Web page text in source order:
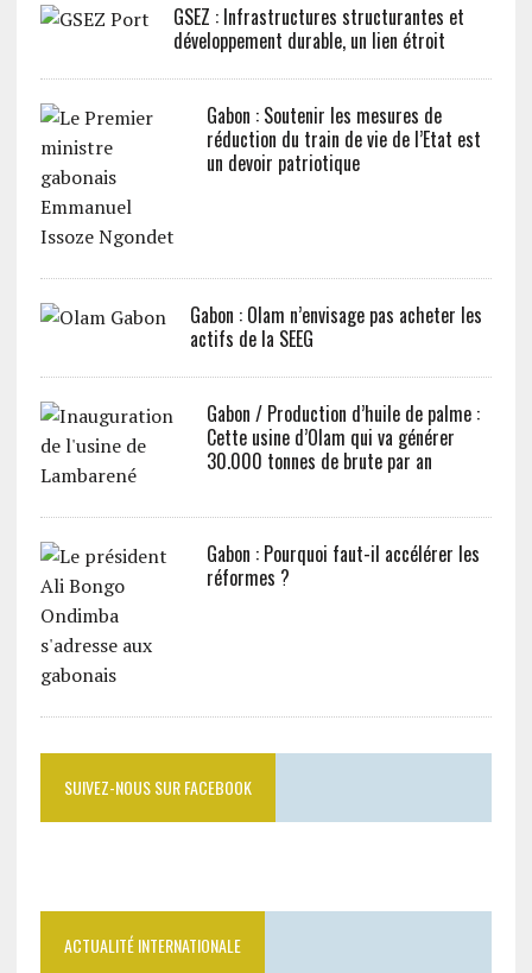
GSEZ : Infrastructures structurantes et
développement durable, un lien étroit
Gabon : Soutenir les mesures de
réduction du train de vie de l’Etat est
un devoir patriotique
Gabon : Olam n’envisage pas acheter les
actifs de la SEEG
Gabon / Production d’huile de palme :
Cette usine d’Olam qui va générer
30.000 tonnes de brute par an
Gabon : Pourquoi faut-il accélérer les
réformes ?
SUIVEZ-NOUS SUR FACEBOOK
ACTUALITÉ INTERNATIONALE